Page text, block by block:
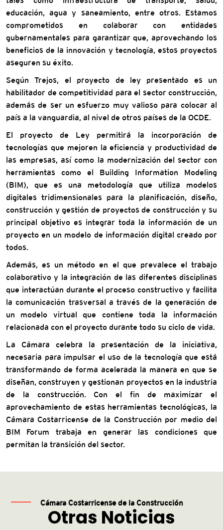
educación, agua y saneamiento, entre otros. Estamos
comprometidos en colaborar con entidades
gubernamentales para garantizar que, aprovechando los
beneficios de la innovación y tecnología, estos proyectos
aseguren su éxito.
Según Trejos, el proyecto de ley presentado es un
habilitador de competitividad para el sector construcción,
además de ser un esfuerzo muy valioso para colocar al
país a la vanguardia, al nivel de otros países de la OCDE.
El proyecto de Ley permitirá la incorporación de
tecnologías que mejoren la eficiencia y productividad de
las empresas, así como la modernización del sector con
herramientas como el Building Information Modeling
(BIM), que es una metodología que utiliza modelos
digitales tridimensionales para la planificación, diseño,
construcción y gestión de proyectos de construcción y su
principal objetivo es integrar toda la información de un
proyecto en un modelo de información digital creado por
todos.
Además, es un método en el que prevalece el trabajo
colaborativo y la integración de las diferentes disciplinas
que interactúan durante el proceso constructivo y facilita
la comunicación trasversal a través de la generación de
un modelo virtual que contiene toda la información
relacionada con el proyecto durante todo su ciclo de vida.
La Cámara celebra la presentación de la iniciativa,
necesaria para impulsar el uso de la tecnología que está
transformando de forma acelerada la manera en que se
diseñan, construyen y gestionan proyectos en la industria
de la construcción. Con el fin de maximizar el
aprovechamiento de estas herramientas tecnológicas, la
Cámara Costarricense de la Construcción por medio del
BIM Forum trabaja en generar las condiciones que
permitan la transición del sector.
Cámara Costarricense de la Construcción
Otras Noticias